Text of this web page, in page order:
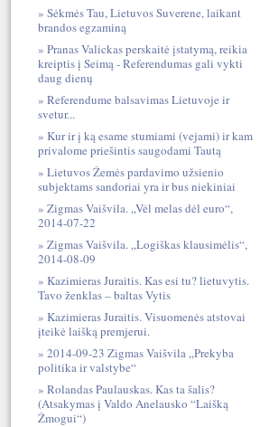
Sėkmės Tau, Lietuvos Suverene, laikant
brandos egzaminą
Pranas Valickas perskaitė įstatymą, reikia
kreiptis į Seimą - Referendumas gali vykti
daug dienų
Referendume balsavimas Lietuvoje ir
svetur...
Kur ir į ką esame stumiami (vejami) ir kam
privalome priešintis saugodami Tautą
Lietuvos Žemės pardavimo užsienio
subjektams sandoriai yra ir bus niekiniai
Zigmas Vaišvila. „Vėl melas dėl euro“,
2014-07-22
Zigmas Vaišvila. „Logiškas klausimėlis“,
2014-08-09
Kazimieras Juraitis. Kas esi tu? lietuvytis.
Tavo ženklas – baltas Vytis
Kazimieras Juraitis. Visuomenės atstovai
įteikė laišką premjerui.
2014-09-23 Zigmas Vaišvila „Prekyba
politika ir valstybe“
Rolandas Paulauskas. Kas ta šalis?
(Atsakymas į Valdo Anelausko “Laišką
Žmogui“)